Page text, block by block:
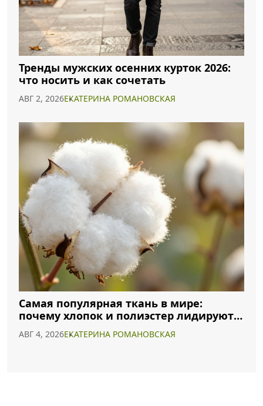
Тренды мужских осенних курток 2026:
что носить и как сочетать
АВГ 2, 2026ЕКАТЕРИНА РОМАНОВСКАЯ
Самая популярная ткань в мире:
почему хлопок и полиэстер лидируют в
АВГ 4, 2026ЕКАТЕРИНА РОМАНОВСКАЯ